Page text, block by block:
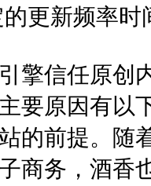
新频率时
信任原创内
要原因有以
的前提。随
商务，酒香